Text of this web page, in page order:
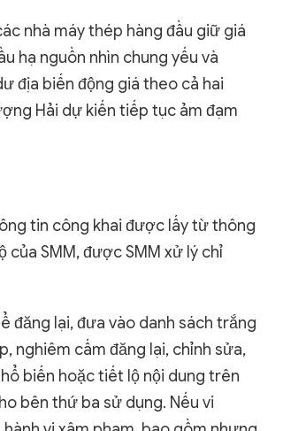
nhà máy thép hàng đầu giữ giá
hạ nguồn nhìn chung yếu và
địa biến động giá theo cả hai
Hải dự kiến tiếp tục ảm đạm
tin công khai được lấy từ thông
SMM, được SMM xử lý chỉ
đăng lại, đưa vào danh sách trắng
nghiêm cấm đăng lại, chỉnh sửa,
biến hoặc tiết lộ nội dung trên
bên thứ ba sử dụng. Nếu vi